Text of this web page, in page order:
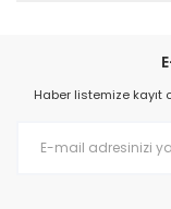
Haber listemize